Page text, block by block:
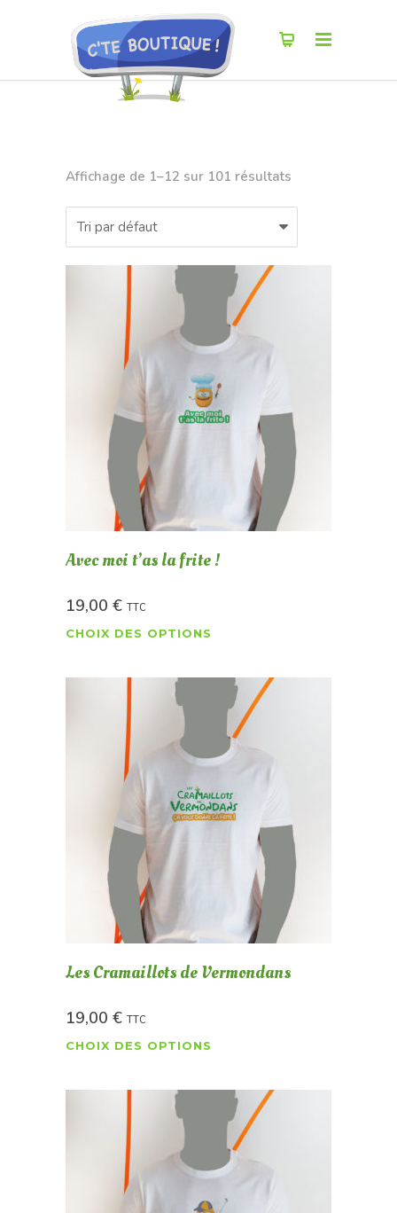
Affichage de 1–12 sur 101 résultats
Avec moi t’as la frite !
19,00 € TTC
CHOIX DES OPTIONS
Les Cramaillots de Vermondans
19,00 € TTC
CHOIX DES OPTIONS